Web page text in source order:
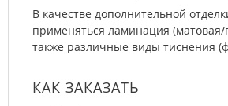
В качестве дополнительной
применяться ламинация (матовая/
также различные виды тиснения
КАК ЗАКАЗАТЬ